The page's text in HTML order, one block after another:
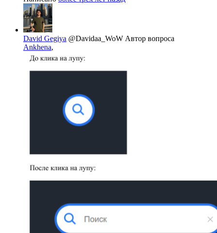
David Gegiya @Davidaa_WoW Автор вопроса
Ankhena,